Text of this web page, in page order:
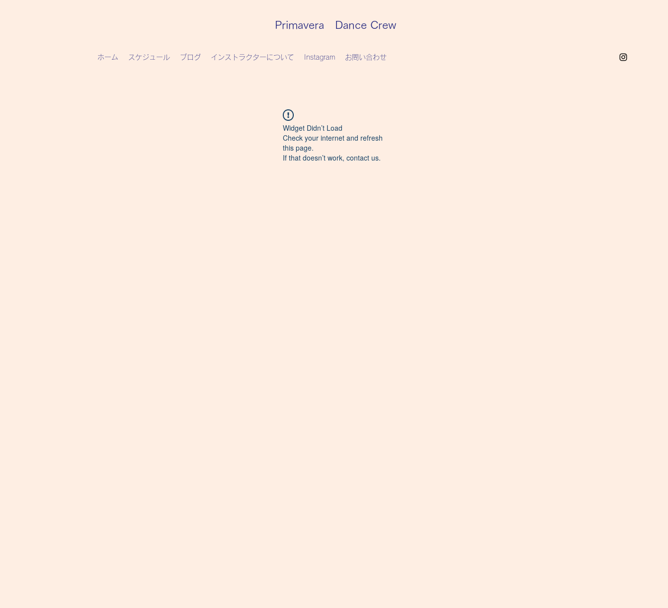
Primavera Dance Crew
ホーム スケジュール ブログ インストラクターについて Instagram お問い合わせ
Widget Didn’t Load
Check your internet and refresh
this page.
If that doesn’t work, contact us.